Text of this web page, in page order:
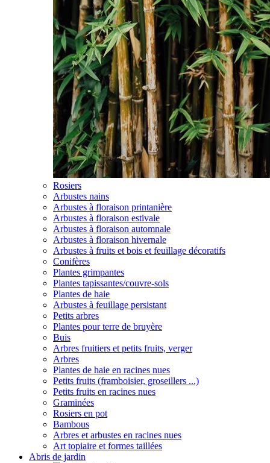
Rosiers
Arbustes nains
Arbustes à floraison printanière
Arbustes à floraison estivale
Arbustes à floraison automnale
Arbustes à floraison hivernale
Arbustes à fruits et bois et feuillage décoratifs
Conifères
Plantes grimpantes
Plantes tapissantes/couvre-sols
Plantes de haie
Arbustes à feuillage persistant
Petits arbres
Plantes pour terre de bruyère
Buis
Arbres fruitiers et petits fruits, verger
Arbres
Plantes de haie en racines nues
Petits fruits (framboisier, groseillers ...)
Petits fruits en racines nues
Graminées
Rosiers en pot
Bambous
Arbres et arbustes en racines nues
Art topiaire et formes taillées
Abris de jardin